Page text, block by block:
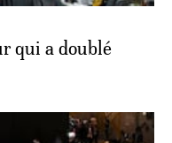
qui a doublé